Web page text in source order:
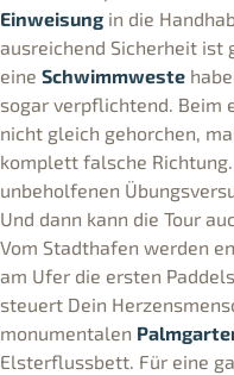
Einweisung in die
ausreichend Sicherheit ist
eine Schwimmweste
sogar verpflichtend. Beim
nicht gleich gehorchen,
komplett falsche
unbeholfenen
Und dann kann die Tour
Vom Stadthafen werden
am Ufer die ersten
steuert Dein
monumentalen
Elsterflussbett. Für eine